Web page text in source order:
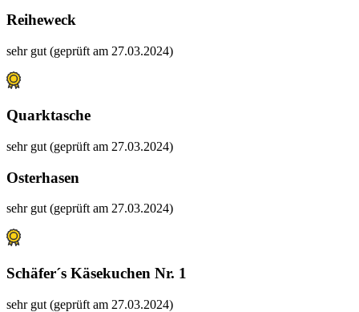
Reiheweck
sehr gut (geprüft am 27.03.2024)
Quarktasche
sehr gut (geprüft am 27.03.2024)
Osterhasen
sehr gut (geprüft am 27.03.2024)
Schäfer´s Käsekuchen Nr. 1
sehr gut (geprüft am 27.03.2024)